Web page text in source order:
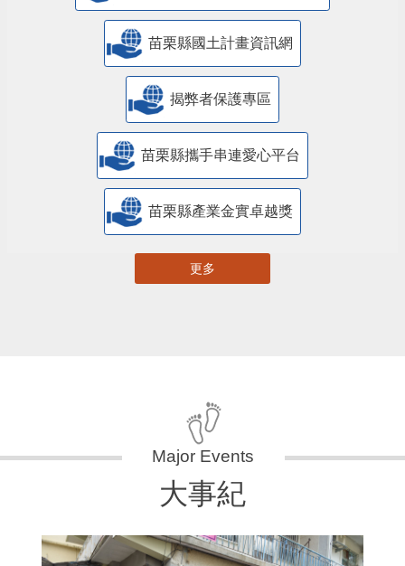
苗栗縣國土計畫資訊網
揭弊者保護專區
苗栗縣攜手串連愛心平台
苗栗縣產業金實卓越獎
更多
大事紀